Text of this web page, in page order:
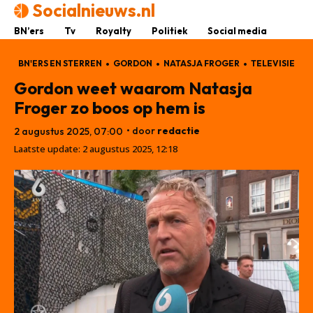
Socialnieuws.nl
BN’ers Tv Royalty Politiek Social media
BN'ERS EN STERREN GORDON NATASJA FROGER TELEVISIE
Gordon weet waarom Natasja
Froger zo boos op hem is
2 augustus 2025, 07:00 • door redactie
Laatste update: 2 augustus 2025, 12:18